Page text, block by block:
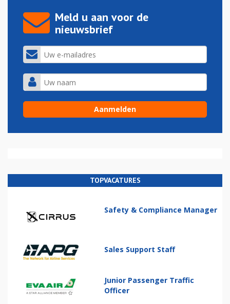
Meld u aan voor de
nieuwsbrief
TOPVACATURES
Safety & Compliance Manager
Sales Support Staff
Junior Passenger Traffic
Officer